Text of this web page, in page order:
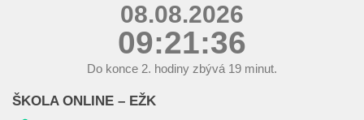
08.08.2026
09:21:36
Do konce 2. hodiny zbývá 19 minut.
ŠKOLA ONLINE – EŽK